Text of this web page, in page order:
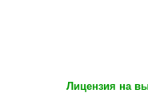
Лицензия на